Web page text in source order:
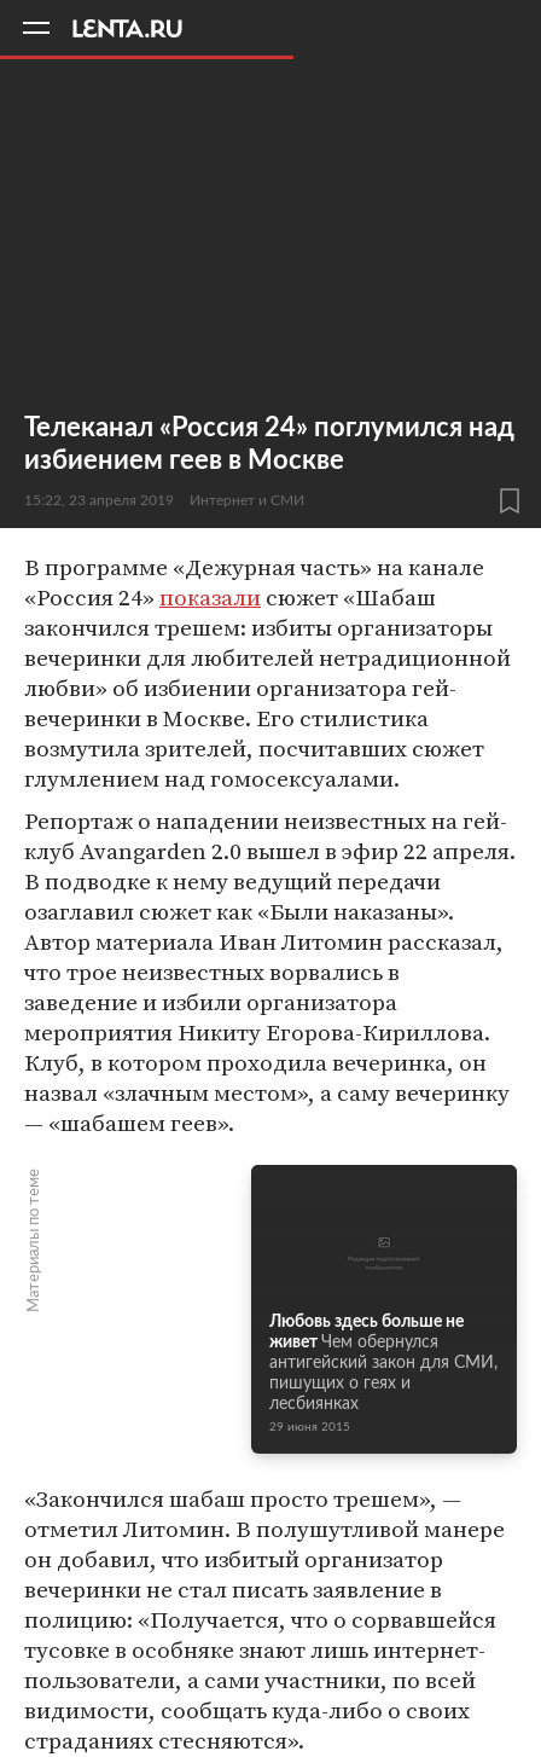
Телеканал «Россия 24» поглумился над
избиением геев в Москве
15:22, 23 апреля 2019 Интернет и СМИ
В программе «Дежурная часть» на канале
«Россия 24»показалисюжет «Шабаш
закончился трешем: избиты организаторы
вечеринки для любителей нетрадиционной
любви» об избиении организатора гей-
вечеринки в Москве. Его стилистика
возмутила зрителей, посчитавших сюжет
глумлением над гомосексуалами.
Репортаж о нападении неизвестных на гей-
клуб Avangarden 2.0 вышел в эфир 22 апреля.
В подводке к нему ведущий передачи
озаглавил сюжет как «Были наказаны».
Автор материала Иван Литомин рассказал,
что трое неизвестных ворвались в
заведение и избили организатора
мероприятия Никиту Егорова-Кириллова.
Клуб, в котором проходила вечеринка, он
назвал «злачным местом», а саму вечеринку
— «шабашем геев».
Материалы по теме
Любовь здесь больше не
живет Чем обернулся
антигейский закон для СМИ,
пишущих о геях и
лесбиянках
29 июня 2015
«Закончился шабаш просто трешем», —
отметил Литомин. В полушутливой манере
он добавил, что избитый организатор
вечеринки не стал писать заявление в
полицию: «Получается, что о сорвавшейся
тусовке в особняке знают лишь интернет-
пользователи, а сами участники, по всей
видимости, сообщать куда-либо о своих
страданиях стесняются».